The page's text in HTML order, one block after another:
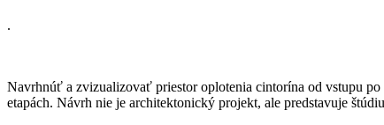
.
Navrhnúť a zvizualizovať priestor oplotenia cintorína od vstupu
etapách. Návrh nie je architektonický projekt, ale predstavuje